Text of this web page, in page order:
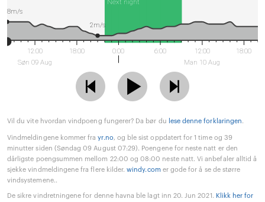
12:00
Søn 09 Aug
18:00 0:00 6:00
12:00
Man 10 Aug
18:00
8m/s
2m/s
Vil du vite hvordan vindpoeng fungerer? Da bør du lese denne forklaringen.
Vindmeldingene kommer frayr.no, og ble sist oppdatert for 1 time og 39
minutter siden (Søndag 09 August 07:29). Poengene for neste natt er den
dårligste poengsummen mellom 22:00 og 08:00 neste natt. Vi anbefaler alltid å
sjekke vindmeldingene fra flere kilder.windy.comer gode for å se de større
vindsystemene..
De sikre vindretningene for denne havna ble lagt inn 20. Jun 2021. Klikk her for